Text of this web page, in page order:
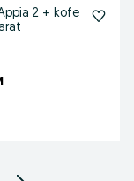
2 + kofe